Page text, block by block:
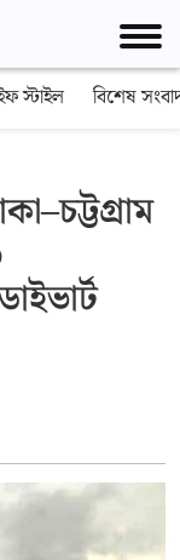
স্টাইল বিশেষ